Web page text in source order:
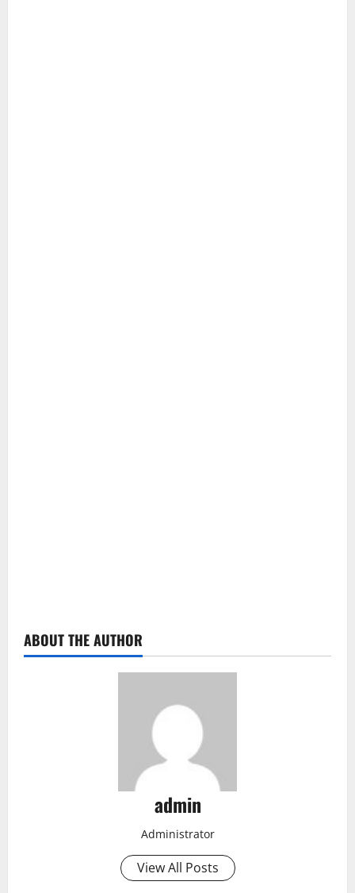
ABOUT THE AUTHOR
admin
Administrator
View All Posts